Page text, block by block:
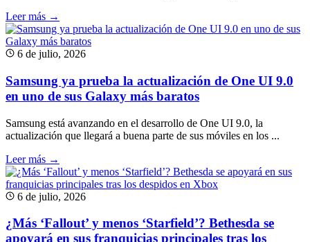
Leer más →
6 de julio, 2026
Samsung ya prueba la actualización de One UI 9.0
en uno de sus Galaxy más baratos
Samsung está avanzando en el desarrollo de One UI 9.0, la
actualización que llegará a buena parte de sus móviles en los ...
Leer más →
6 de julio, 2026
¿Más ‘Fallout’ y menos ‘Starfield’? Bethesda se
apoyará en sus franquicias principales tras los